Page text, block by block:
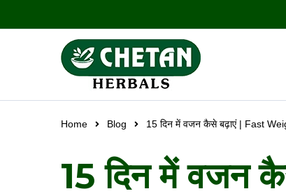
Home Blog 15 दिन में वजन कैसे बढ़ाएं | Fast
15 दिन में वजन